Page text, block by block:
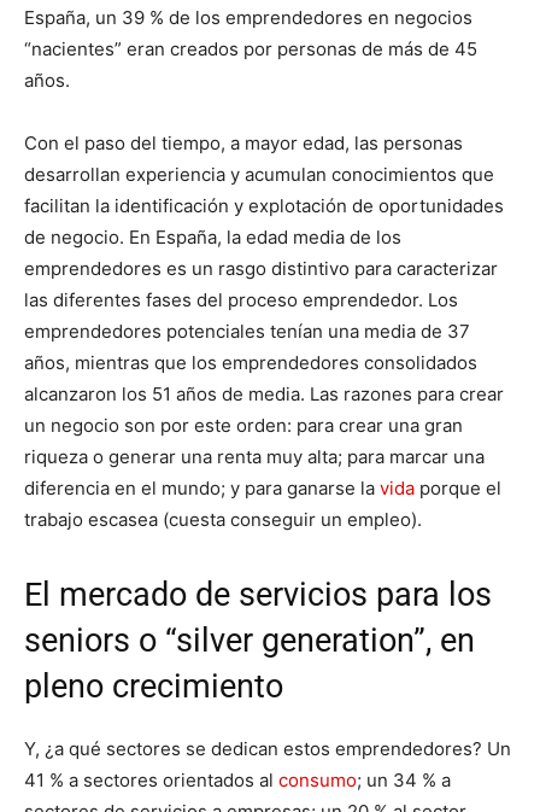
España, un 39 % de los emprendedores en negocios
“nacientes” eran creados por personas de más de 45
años.
Con el paso del tiempo, a mayor edad, las personas
desarrollan experiencia y acumulan conocimientos que
facilitan la identificación y explotación de oportunidades
de negocio. En España, la edad media de los
emprendedores es un rasgo distintivo para caracterizar
las diferentes fases del proceso emprendedor. Los
emprendedores potenciales tenían una media de 37
años, mientras que los emprendedores consolidados
alcanzaron los 51 años de media. Las razones para crear
un negocio son por este orden: para crear una gran
riqueza o generar una renta muy alta; para marcar una
diferencia en el mundo; y para ganarse la vida porque el
trabajo escasea (cuesta conseguir un empleo).
El mercado de servicios para los
seniors o “silver generation”, en
pleno crecimiento
Y, ¿a qué sectores se dedican estos emprendedores? Un
41 % a sectores orientados al consumo; un 34 % a